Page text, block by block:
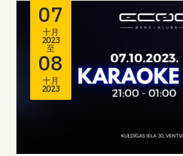
07
十月
2023
至
08
十月
2023